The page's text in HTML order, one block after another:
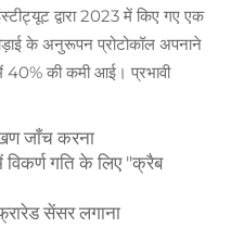
द्वारा 2023 में किए गए एक
के अनुरूपन प्रोटोकॉल अपनाने
40% की कमी आई। प्रभावी
जाँच करना
गति के लिए "क्रैब
सेंसर लगाना